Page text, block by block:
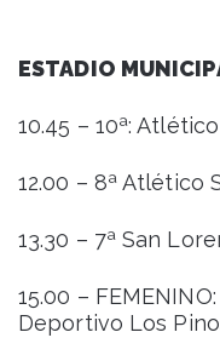
ESTADIO
10.45 – 10ª:
12.00 – 8ª Atlético
13.30 – 7ª San
15.00 –
Deportivo Los